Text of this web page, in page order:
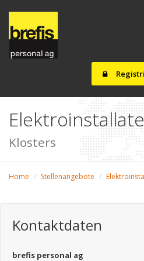
Klosters
Home Stellenangebote
Kontaktdaten
brefis personal ag